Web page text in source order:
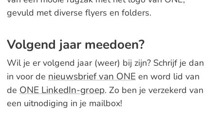
gevuld met diverse flyers en folders.
Volgend jaar meedoen?
Wil je er volgend jaar (weer) bij zijn? Schrijf je dan
in voor de nieuwsbrief van ONEen word lid van
de ONE LinkedIn-groep. Zo ben je verzekerd van
een uitnodiging in je mailbox!